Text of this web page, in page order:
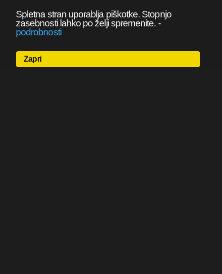
Spletna stran uporablja piškotke. Stopnjo
zasebnosti lahko po želji spremenite. -
podrobnosti
Zapri